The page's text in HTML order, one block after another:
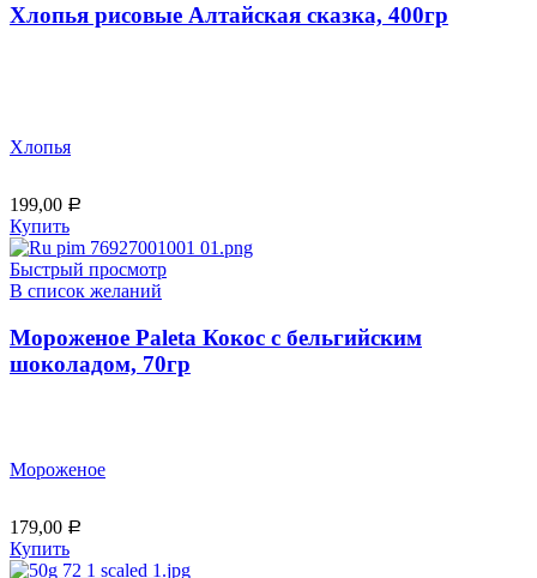
Хлопья рисовые Алтайская сказка, 400гр
Хлопья
199,00 Р
Купить
Быстрый просмотр
В список желаний
Мороженое Paleta Кокос с бельгийским
шоколадом, 70гр
Мороженое
179,00 Р
Купить